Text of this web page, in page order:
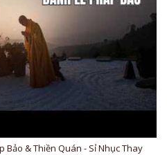
Bảo & Thiền Quán - Sỉ Nhục Thay